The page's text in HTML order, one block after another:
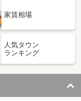
家賃相場
人気タウン
ランキング